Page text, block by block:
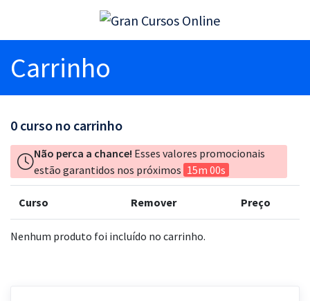
Carrinho
0 curso no carrinho
Não perca a chance! Esses valores promocionais
estão garantidos nos próximos 15m 00s
Curso Remover Preço
Nenhum produto foi incluído no carrinho.